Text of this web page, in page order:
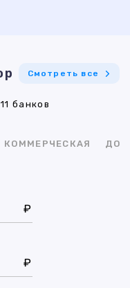
Смотреть все
банков
КОММЕРЧЕСКАЯ ДОМ
₽
₽